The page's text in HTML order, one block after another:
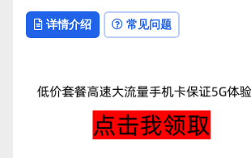
详情介绍 常见问题